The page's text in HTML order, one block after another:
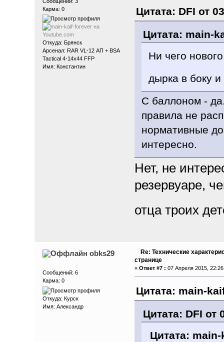
Карма: 0
Откуда: Брянск
Арсенал: RAR VL-12 АП + BSA
Tactical 4-14x44 FFP
Имя: Константин
Цитата: DFI от
Цитата: main-
Ни чего
дырка в боку
С баллоном -
правила не
нормативные
интересно.
Нет, не
резервуаре,
отца троих
obks29
Сообщений: 6
Карма: 0
Откуда: Курск
Имя: Александр
Re: Технические
странице
« Ответ #7 : 07 Апреля 2015,
Цитата: main-
Цитата: DFI от
Цитата: